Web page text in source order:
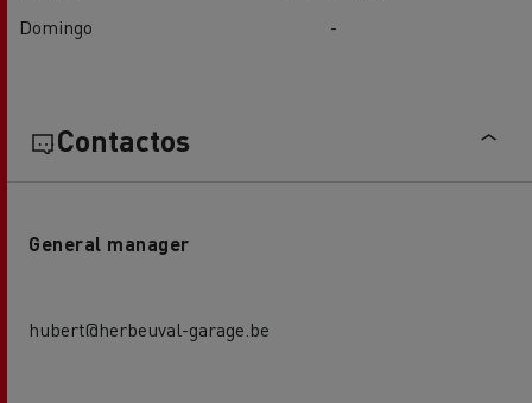
Domingo
-
Contactos
General manager
hubert@herbeuval-garage.be